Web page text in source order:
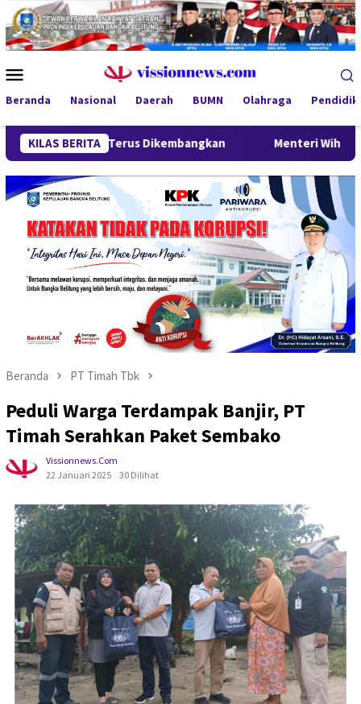
Loncat
ke
konten
Mobile
Beranda Nasional Daerah BUMN Olahraga
KILAS BERITA
Terus Dikembangkan Menteri Wihaji Kunjungi Babel,
Beranda PT Timah Tbk
Peduli Warga Terdampak Banjir, PT
Timah Serahkan Paket Sembako
Vissionnews.com
22 Januari 2025
30 Dilihat